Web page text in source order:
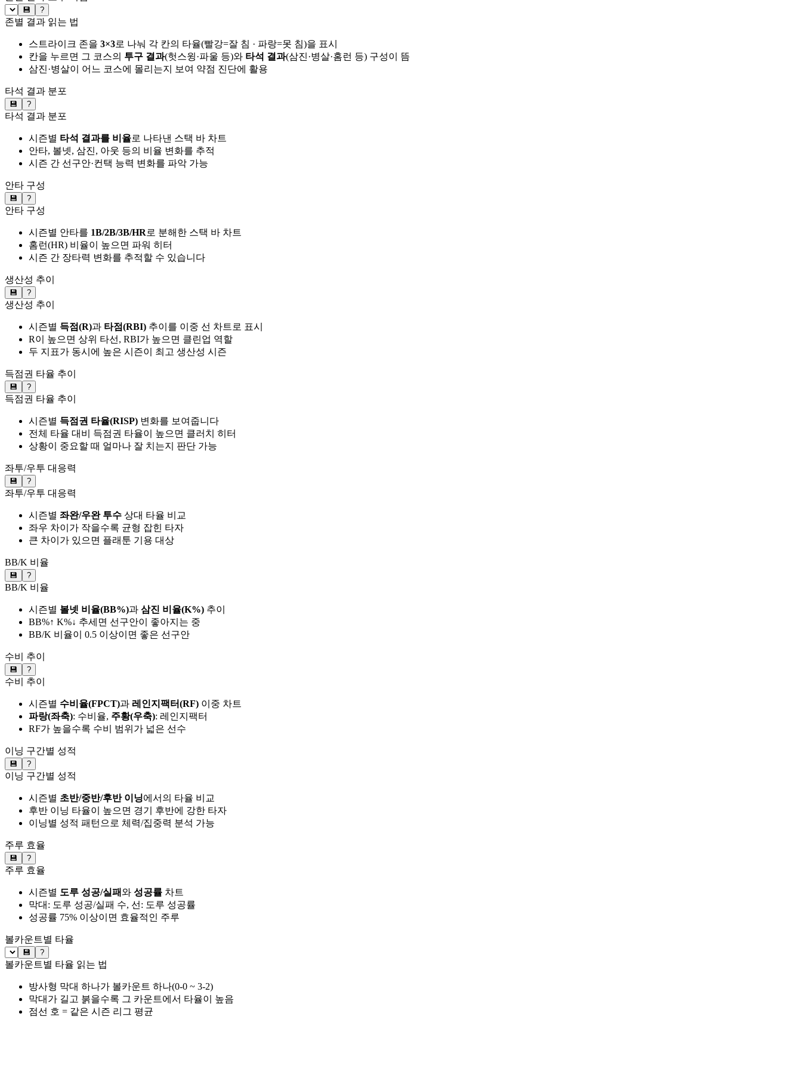
💾 ?
존별 결과 읽는 법
스트라이크 존을 3×3로 나눠 각 칸의 타율(빨강=잘 침 · 파랑=못 침)을 표시
칸을 누르면 그 코스의 투구 결과(헛스윙·파울 등)와 타석 결과(삼진·병살·홈런 등) 구성이 뜸
삼진·병살이 어느 코스에 몰리는지 보여 약점 진단에 활용
타석 결과 분포
💾 ?
타석 결과 분포
시즌별 타석 결과를 비율로 나타낸 스택 바 차트
안타, 볼넷, 삼진, 아웃 등의 비율 변화를 추적
시즌 간 선구안·컨택 능력 변화를 파악 가능
안타 구성
💾 ?
안타 구성
시즌별 안타를 1B/2B/3B/HR로 분해한 스택 바 차트
홈런(HR) 비율이 높으면 파워 히터
시즌 간 장타력 변화를 추적할 수 있습니다
생산성 추이
💾 ?
생산성 추이
시즌별 득점(R)과 타점(RBI) 추이를 이중 선 차트로 표시
R이 높으면 상위 타선, RBI가 높으면 클린업 역할
두 지표가 동시에 높은 시즌이 최고 생산성 시즌
득점권 타율 추이
💾 ?
득점권 타율 추이
시즌별 득점권 타율(RISP) 변화를 보여줍니다
전체 타율 대비 득점권 타율이 높으면 클러치 히터
상황이 중요할 때 얼마나 잘 치는지 판단 가능
좌투/우투 대응력
💾 ?
좌투/우투 대응력
시즌별 좌완/우완 투수 상대 타율 비교
좌우 차이가 작을수록 균형 잡힌 타자
큰 차이가 있으면 플래툰 기용 대상
BB/K 비율
💾 ?
BB/K 비율
시즌별 볼넷 비율(BB%)과 삼진 비율(K%) 추이
BB%↑ K%↓ 추세면 선구안이 좋아지는 중
BB/K 비율이 0.5 이상이면 좋은 선구안
수비 추이
💾 ?
수비 추이
시즌별 수비율(FPCT)과 레인지팩터(RF) 이중 차트
파랑(좌축): 수비율, 주황(우축): 레인지팩터
RF가 높을수록 수비 범위가 넓은 선수
이닝 구간별 성적
💾 ?
이닝 구간별 성적
시즌별 초반/중반/후반 이닝에서의 타율 비교
후반 이닝 타율이 높으면 경기 후반에 강한 타자
이닝별 성적 패턴으로 체력/집중력 분석 가능
주루 효율
💾 ?
주루 효율
시즌별 도루 성공/실패와 성공률 차트
막대: 도루 성공/실패 수, 선: 도루 성공률
성공률 75% 이상이면 효율적인 주루
볼카운트별 타율
💾 ?
볼카운트별 타율 읽는 법
방사형 막대 하나가 볼카운트 하나(0-0 ~ 3-2)
막대가 길고 붉을수록 그 카운트에서 타율이 높음
점선 호 = 같은 시즌 리그 평균